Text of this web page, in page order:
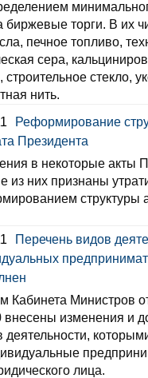
биржевые торги. В их
печное топливо,
сера,
стекло,
нить.
Реформирование
Президента
в некоторые акты
из них признаны
структуры
Перечень видов
Кабинета Министров
внесены изменения и
деятельности,
лица.